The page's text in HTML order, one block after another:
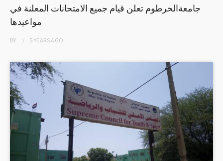
جامعةالخرطوم تعلن قيام جميع الامتحانات المعلنة في
مواعيدها
BY 5 YEARSAGO